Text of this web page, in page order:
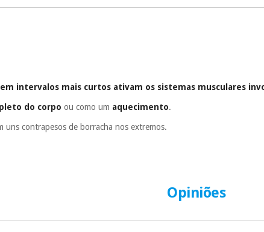
prestações
intervalos mais curtos ativam os sistemas musculares
do corpo ou como um aquecimento.
uns contrapesos de borracha nos extremos.
Opiniões